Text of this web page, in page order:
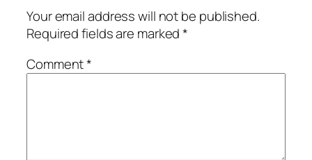
Your email address will not be published.
Required fields are marked*
Comment*